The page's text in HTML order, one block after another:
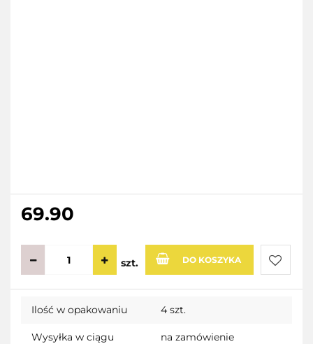
69.90
szt. DO KOSZYKA
Do
Ilość w opakowaniu 4 szt.
Wysyłka w ciągu na zamówienie